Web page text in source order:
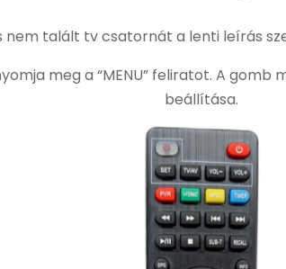
talált tv csatornát a lenti leírás
meg a “MENU” feliratot. A
beállítása.